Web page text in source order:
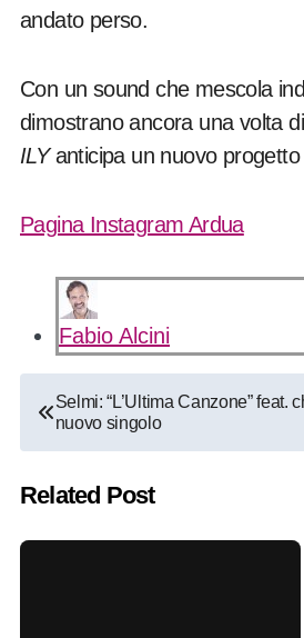
andato perso.
Con un sound che mescola
dimostrano ancora una volta
ILYanticipa un nuovo progetto
Pagina Instagram Ardua
Fabio Alcini
Navigazione
articoli
Selmi: “L’Ultima Canzone” feat.
nuovo singolo
Related Post